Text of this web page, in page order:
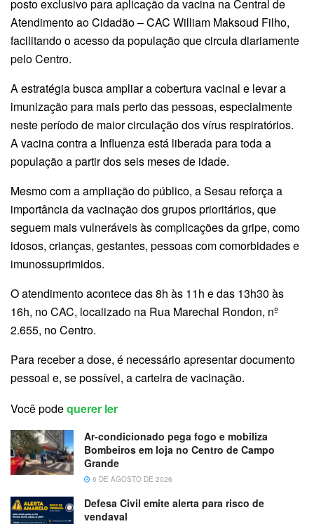
posto exclusivo para aplicação da vacina na Central de
Atendimento ao Cidadão – CAC William Maksoud Filho,
facilitando o acesso da população que circula diariamente
pelo Centro.
A estratégia busca ampliar a cobertura vacinal e levar a
imunização para mais perto das pessoas, especialmente
neste período de maior circulação dos vírus respiratórios.
A vacina contra a Influenza está liberada para toda a
população a partir dos seis meses de idade.
Mesmo com a ampliação do público, a Sesau reforça a
importância da vacinação dos grupos prioritários, que
seguem mais vulneráveis às complicações da gripe, como
idosos, crianças, gestantes, pessoas com comorbidades e
imunossuprimidos.
O atendimento acontece das 8h às 11h e das 13h30 às
16h, no CAC, localizado na Rua Marechal Rondon, nº
2.655, no Centro.
Para receber a dose, é necessário apresentar documento
pessoal e, se possível, a carteira de vacinação.
Você podequerer ler
Ar-condicionado pega fogo e mobiliza
Bombeiros em loja no Centro de Campo
Grande
6 DE AGOSTO DE 2026
Defesa Civil emite alerta para risco de
vendaval